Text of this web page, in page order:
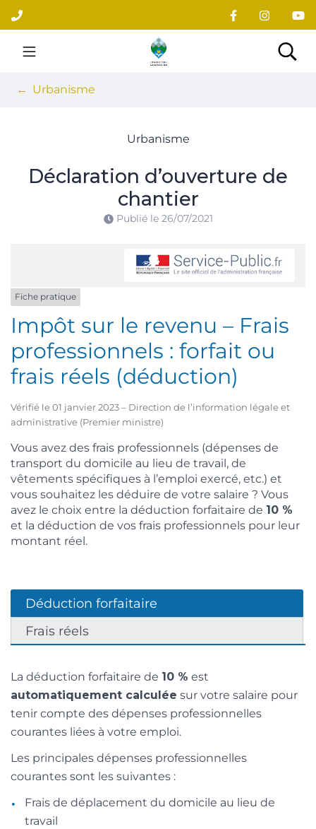
Aller
au
contenu
Site officiel du village
Urbanisme
Urbanisme
Déclaration d’ouverture de
chantier
Publié le 26/07/2021
Fiche pratique
Impôt sur le revenu – Frais
professionnels : forfait ou
frais réels (déduction)
Vérifié le 01 janvier 2023 – Direction de l’information légale et
administrative (Premier ministre)
Vous avez des frais professionnels (dépenses de
transport du domicile au lieu de travail, de
vêtements spécifiques à l’emploi exercé, etc.) et
vous souhaitez les déduire de votre salaire ? Vous
avez le choix entre la déduction forfaitaire de 10 %
et la déduction de vos frais professionnels pour leur
montant réel.
Déduction forfaitaire
Frais réels
La déduction forfaitaire de 10 % est
automatiquement calculée sur votre salaire pour
tenir compte des dépenses professionnelles
courantes liées à votre emploi.
Les principales dépenses professionnelles
courantes sont les suivantes :
Frais de déplacement du domicile au lieu de
travail